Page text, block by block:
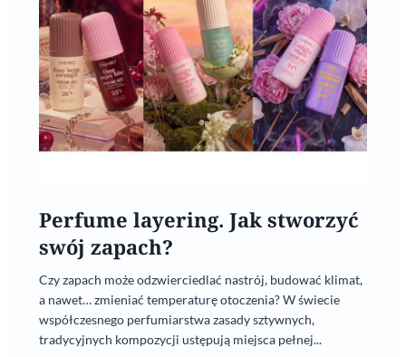
Perfume layering. Jak stworzyć
swój zapach?
Czy zapach może odzwierciedlać nastrój, budować klimat,
a nawet… zmieniać temperaturę otoczenia? W świecie
współczesnego perfumiarstwa zasady sztywnych,
tradycyjnych kompozycji ustępują miejsca pełnej...